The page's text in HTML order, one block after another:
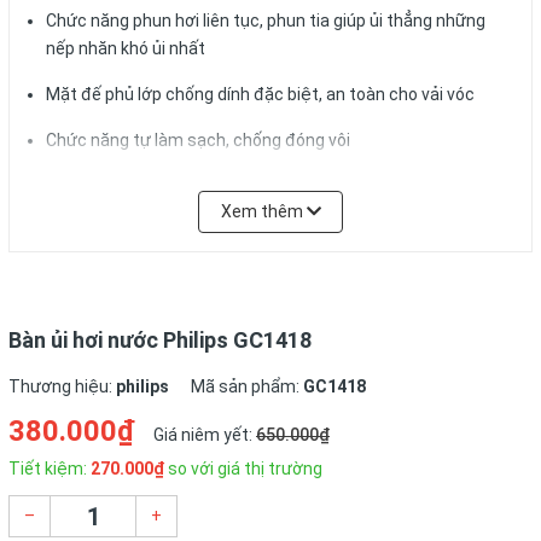
Chức năng phun hơi liên tục, phun tia giúp ủi thẳng những
nếp nhăn khó ủi nhất
Mặt đế phủ lớp chống dính đặc biệt, an toàn cho vải vóc
Chức năng tự làm sạch, chống đóng vôi
Kiểu dáng hiện đại
Bàn ủi hơi nước Philips GC1418
hơi nước nhẹ và tăng cường đáp ứng tốt nhu cầu sử dụng của
người dùng khi cần ủi thẳng nhiều loại vải khác nhau. Phía dưới
tay cầm là nút xoay điều chỉnh chế độ ủi rất dễ dàng và tiện lợi.
Phần sau là dây điện có thiết kế xoay 360 độ giúp không gây
Xem thêm
Bàn ủi hơi nước Philips GC1418
Thương hiệu: philips Mã sản phẩm: GC1418
380.000₫ Giá niêm yết: 650.000₫
Tiết kiệm: 270.000₫so với giá thị trường
– +